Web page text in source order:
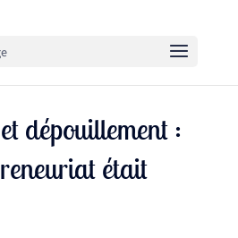
dépouillement :
était